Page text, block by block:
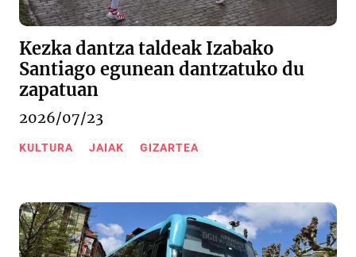
Kezka dantza taldeak Izabako
Santiago egunean dantzatuko du
zapatuan
2026/07/23
KULTURA JAIAK GIZARTEA